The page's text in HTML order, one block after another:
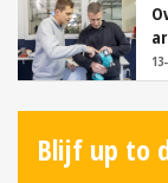
Blijf up to